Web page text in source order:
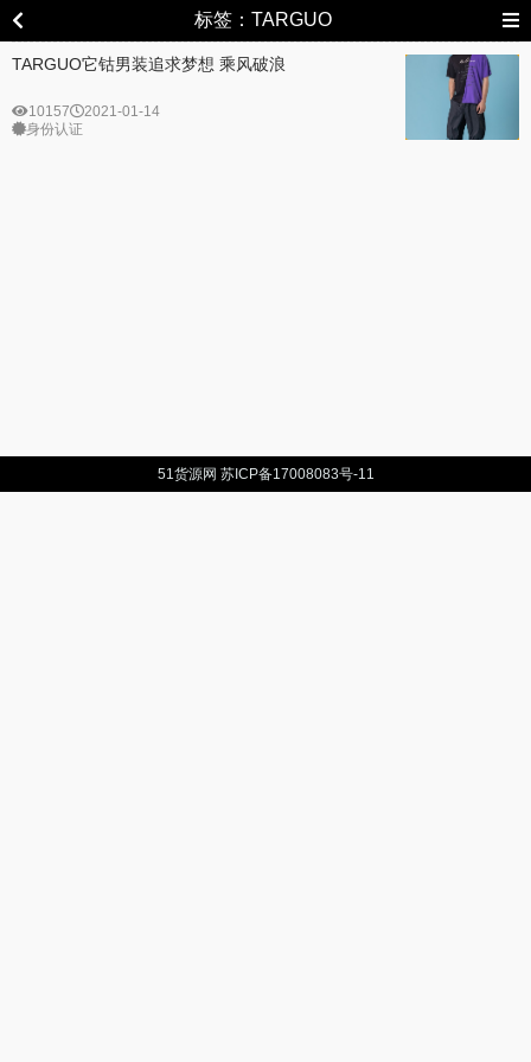
标签：TARGUO
TARGUO它钴男装追求梦想 乘风破浪
10157
2021-01-14
身份认证
51货源网 苏ICP备17008083号-11